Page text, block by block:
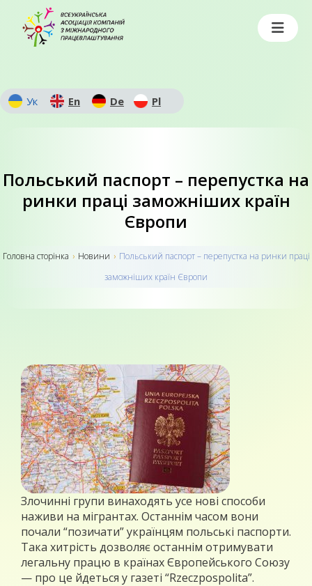
Ук En De Pl
Польський паспорт – перепустка на
ринки праці заможніших країн
Європи
Головна сторiнка › Новини › Польський паспорт – перепустка на ринки праці
заможніших країн Європи
Злочинні групи винаходять усе нові способи
наживи на мігрантах. Останнім часом вони
почали “позичати” українцям польські паспорти.
Така хитрість дозволяє останнім отримувати
легальну працю в країнах Європейського Союзу
— про це йдеться у газеті “Rzeczpospolita”.